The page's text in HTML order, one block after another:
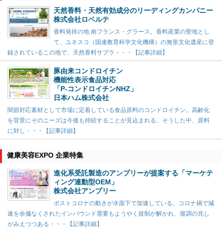
天然香料・天然有効成分のリーディングカンパニー
株式会社ロベルテ
香料発祥の地 南フランス・グラース。香料産業の聖地とし
て、ユネスコ（国連教育科学文化機構）の無形文化遺産に登
録されているこの地で、天然香料サプラ・・・【記事詳細】
豚由来コンドロイチン
機能性表示食品対応
「P-コンドロイチンNHZ」
日本ハム株式会社
関節対応素材として市場に定着している食品原料のコンドロイチン。高齢化
を背景にそのニーズは今後も持続することが見込まれる。そうした中、原料
に対し・・・【記事詳細】
健康美容EXPO 企業特集
進化系受託製造のアンプリーが提案する「マーケテ
ィング連動型OEM」
株式会社アンプリー
ポストコロナの動きが水面下で加速している。コロナ禍で減
速を余儀なくされたインバウンド需要もようやく規制が解かれ、復調の兆し
がみえつつある・・・【記事詳細】